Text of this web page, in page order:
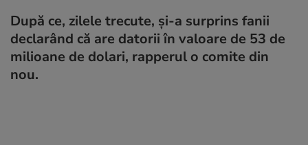
După ce, zilele trecute, și-a surprins fanii
declarând că are datorii în valoare de 53 de
milioane de dolari, rapperul o comite din
nou.